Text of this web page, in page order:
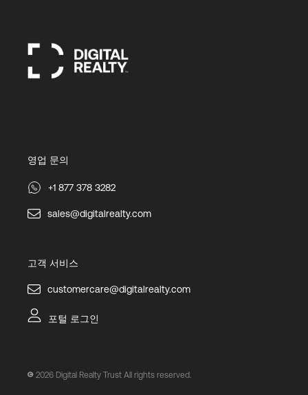
영업 문의
+1 877 378 3282
sales@digitalrealty.com
고객 서비스
customercare@digitalrealty.com
포털 로그인
2026 Digital Realty Trust All rights reserved.